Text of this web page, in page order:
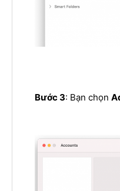
Bước 3: Bạn chọn